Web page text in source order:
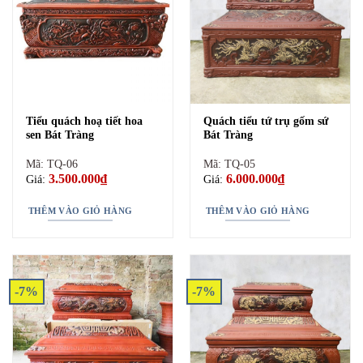
Kích thước tiểu quách Bát Tràng
Hiện nay, đáp ứng nghi lễ chôn cất từ xư đến nay, các nghệ nhân
xưởng gốm sản xuất phổ biến 2 kiểu dáng
quách tiểu
mài vòm và
thước chi tiết:
Tiểu quách hoạ tiết hoa
sen Bát Tràng
Mã: TQ-06
Giá:3.500.000₫
THÊM VÀO GIỎ HÀNG
Quách tiểu tứ trụ gốm sứ
Bát Tràng
Mã: TQ-05
Giá:6.000.000₫
THÊM VÀO GIỎ HÀNG
-7% -7%